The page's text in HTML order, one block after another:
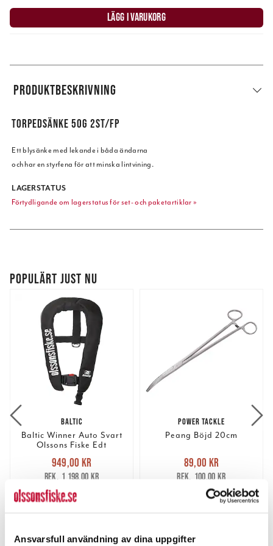
Ansvarsfull användning av dina uppgifter
LÄGG I VARUKORG
PRODUKTBESKRIVNING
TORPEDSÄNKE 50G 2ST/FP
Ett blysänke med lekande i båda ändarna
och har en styrfena för att minska lintvining.
LAGERSTATUS
Förtydligande om lagerstatus för set- och paketartiklar »
POPULÄRT JUST NU
BALTIC
Baltic Winner Auto Svart
Olssons Fiske Edt
Nuvarande pris
949,00 krTidigare pris
1 198,00 kr
949,00 kr
1 198,00 kr
FLER ÄN 6 ST KVAR
POWER TACKLE
Peang Böjd 20cm
Nuvarande pris
89,00 krTidigare pris
100,00 kr
89,00 kr
100,00 kr
FLER ÄN 6 ST KVAR